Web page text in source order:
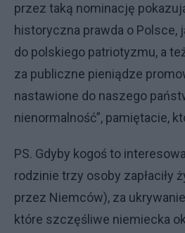
przez taką nominację
historyczna prawda o Polsce,
do polskiego patriotyzmu, a
za publiczne pieniądze
nastawione do naszego
nienormalność”, pamiętacie,
PS. Gdyby kogoś to
rodzinie trzy osoby zapłaciły
przez Niemców), za
które szczęśliwe niemiecka